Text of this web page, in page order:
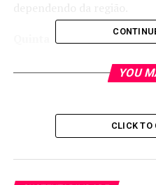
Quinta (26/06)
: A
nuvens, as
Sexta (27/06)
: Nova
Estado, baixando as
YOU
CLICK TO